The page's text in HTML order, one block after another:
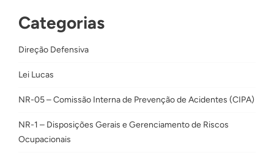
Categorias
Direção Defensiva
Lei Lucas
NR-05 – Comissão Interna de Prevenção de Acidentes (CIPA)
NR-1 – Disposições Gerais e Gerenciamento de Riscos
Ocupacionais